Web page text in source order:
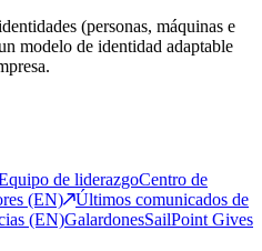
(personas, máquinas e
modelo de identidad adaptable
de liderazgoCentro de
(EN)
Últimos comunicados de
(EN)GalardonesSailPoint Gives